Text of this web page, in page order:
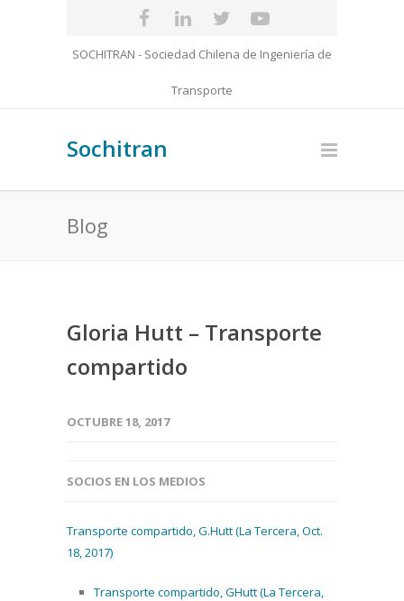
SOCHITRAN - Sociedad Chilena de Ingeniería de
Transporte
Sochitran
Blog
Gloria Hutt – Transporte
compartido
OCTUBRE 18, 2017
SOCIOS EN LOS MEDIOS
Transporte compartido, G.Hutt (La Tercera, Oct.
18, 2017)
Transporte compartido, GHutt (La Tercera,